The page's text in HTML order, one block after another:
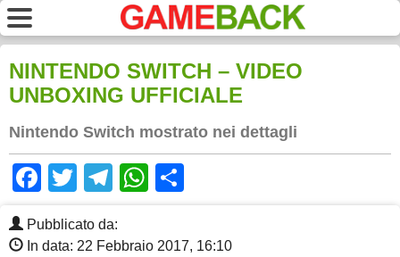
NINTENDO SWITCH – VIDEO
UNBOXING UFFICIALE
Nintendo Switch mostrato nei dettagli
Facebook
TwitterTelegram
WhatsApp
Pubblicato da:
In data: 22 Febbraio 2017, 16:10